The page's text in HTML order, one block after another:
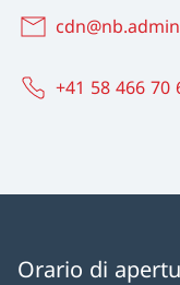
+41 58 466 70
Orario di